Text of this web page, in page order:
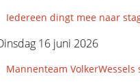
Iedereen dingt mee naar
16 juni 2026
Mannenteam VolkerWessels